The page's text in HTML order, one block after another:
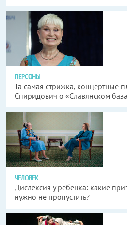
ПЕРСОНЫ
Та самая стрижка, концертные
Спиридович о «Славянском
ЧЕЛОВЕК
Дислексия у ребенка: какие
нужно не пропустить?